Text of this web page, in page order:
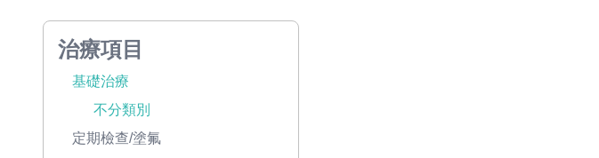
治療項目
基礎治療
不分類別
定期檢查/塗氟